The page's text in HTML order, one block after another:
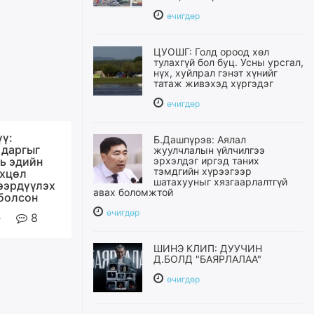
эдийн
8
өчигдѳр
ЦУОШГ: Голд ороод хөл
тулахгүй бол буц. Усны урсгал,
нүх, хуйлрал гэнэт хүнийг
татаж живэхэд хүргэдэг
өчигдѳр
Б.Дашпүрэв: Аялал
жуулчлалын үйлчилгээ
эрхэлдэг иргэд таних
тэмдгийн хүрээгээр
шатахууныг хязгаарлалтгүй
авах боломжтой
өчигдѳр
ШИНЭ КЛИП: ДУУЧИН
Д.БОЛД "БАЯРЛАЛАА"
өчигдѳр